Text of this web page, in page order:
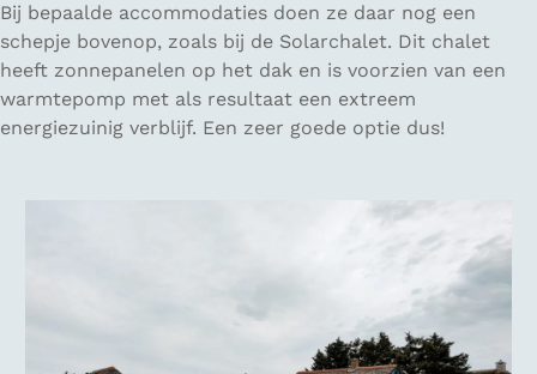
Bij bepaalde accommodaties doen ze daar nog een
schepje bovenop, zoals bij de Solarchalet. Dit chalet
heeft zonnepanelen op het dak en is voorzien van een
warmtepomp met als resultaat een extreem
energiezuinig verblijf. Een zeer goede optie dus!